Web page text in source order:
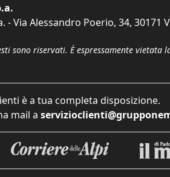
Via Alessandro Poerio, 34, 30171
sono riservati. È espressamente
è a tua completa disposizione.
mail a